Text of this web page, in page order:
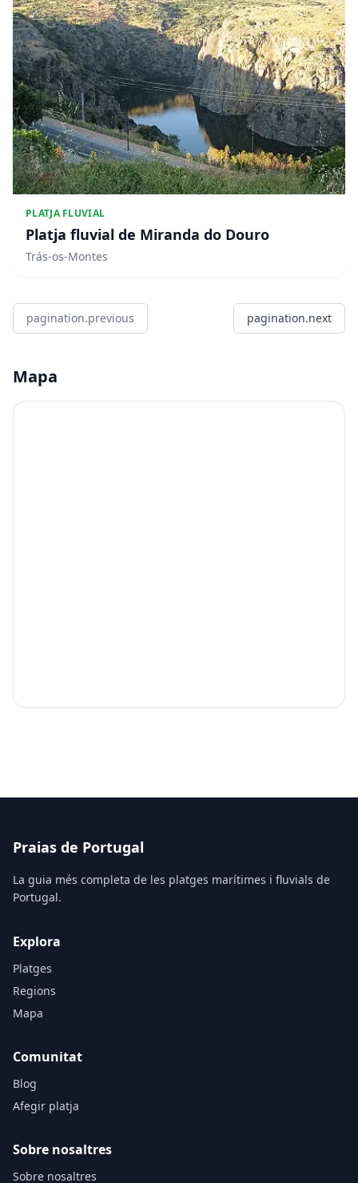
PLATJA FLUVIAL
Platja fluvial de Miranda do Douro
Trás-os-Montes
pagination.previous pagination.next
Mapa
Praias de Portugal
La guia més completa de les platges marítimes i fluvials de
Portugal.
Explora
Platges
Regions
Mapa
Comunitat
Blog
Afegir platja
Sobre nosaltres
Sobre nosaltres